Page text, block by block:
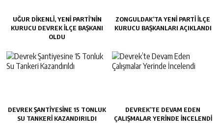
UĞUR DİKENLİ, YENİ PARTİ’NİN
KURUCU DEVREK İLÇE BAŞKANI
OLDU
ZONGULDAK’TA YENI PARTI İLÇE
KURUCU BAŞKANLARI AÇIKLANDI
DEVREK ŞANTIYESINE 15 TONLUK
SU TANKERI KAZANDIRILDI
DEVREK’TE DEVAM EDEN
ÇALIŞMALAR YERINDE İNCELENDI